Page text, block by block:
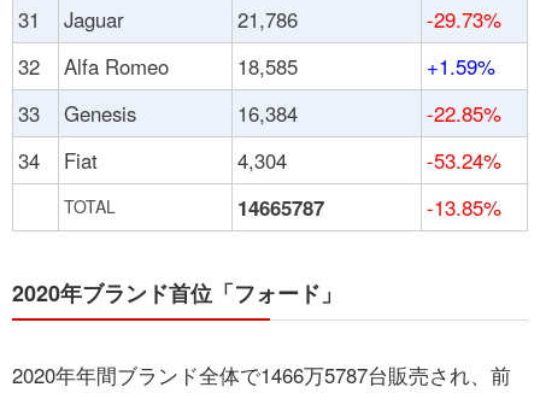
31
Jaguar 21,786
-29.73%
32
Alfa Romeo 18,585
+1.59%
33
Genesis 16,384
-22.85%
34
Fiat 4,304 -53.24%
TOTAL 14665787 -13.85%
2020年ブランド首位「フォード」
2020年年間ブランド全体で1466万5787台販売され、前